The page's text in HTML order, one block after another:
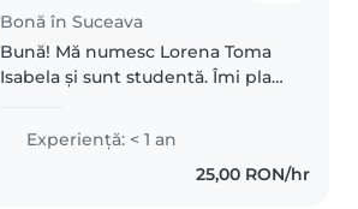
Bonă în Suceava
Bună! Mă numesc Lorena Toma
Isabela și sunt studentă. Îmi plac
persoană responsabilă, calmă și
veselă. Fiind studentă, am un
program flexibil și mă pot..
Experienţă: < 1 an
25,00 RON/hr